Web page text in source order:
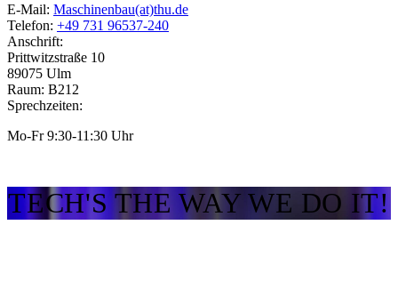
E-Mail: Maschinenbau(at)thu.de
Telefon: +49 731 96537-240
Anschrift:
Prittwitzstraße 10
89075 Ulm
Raum: B212
Sprechzeiten:
Mo-Fr 9:30-11:30 Uhr
TECH'S THE WAY WE DO IT!